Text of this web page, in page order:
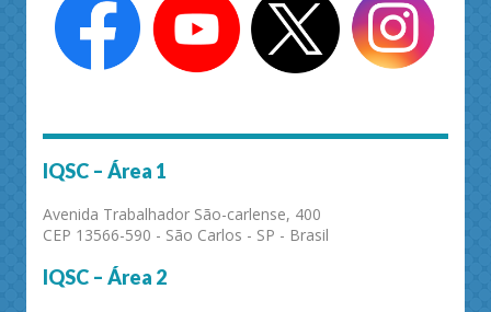
IQSC – Área 1
Avenida Trabalhador São-carlense, 400
CEP 13566-590 - São Carlos - SP - Brasil
IQSC – Área 2